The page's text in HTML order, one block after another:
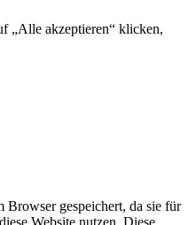
„Alle akzeptieren“ klicken,
Browser gespeichert, da sie für